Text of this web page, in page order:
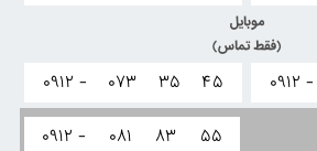
موبایل
(فقط تماس)
۰۹۱۲ - ۰۹۱۲ - ۰۷۳ ۳۵ ۴۵
۰۹۱۲ - ۰۸۱ ۸۳ ۵۵